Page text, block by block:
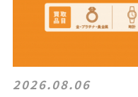
2026.08.06